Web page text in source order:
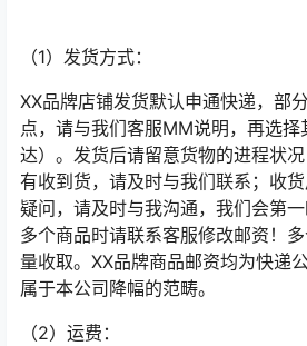
（1）发货方式：
XX品牌店铺发货默认申通快递，部
点，请与我们客服MM说明，再选择
达）。发货后请留意货物的进程状
有收到货，请及时与我们联系；收
疑问，请及时与我沟通，我们会第
多个商品时请联系客服修改邮资！
量收取。XX品牌商品邮资均为快递
属于本公司降幅的范畴。
（2）运费：